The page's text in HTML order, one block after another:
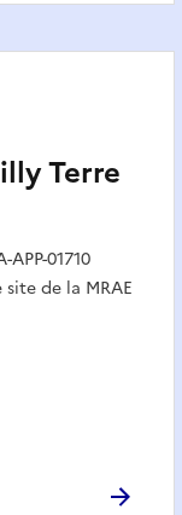
Terre
APP-01710
de la MRAE